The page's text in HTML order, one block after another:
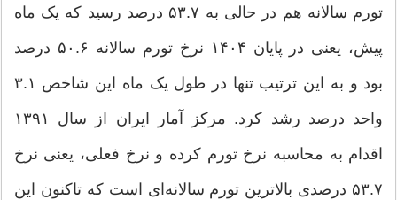
تورم سالانه هم در حالی به ۵۳.۷ درصد رسید که یک ماه
پیش، یعنی در پایان ۱۴۰۴ نرخ تورم سالانه ۵۰.۶ درصد
بود و به این ترتیب تنها در طول یک ماه این شاخص ۳.۱
واحد درصد رشد کرد. مرکز آمار ایران از سال ۱۳۹۱
اقدام به محاسبه نرخ تورم کرده و نرخ فعلی، یعنی نرخ
۵۳.۷ درصدی بالاترین تورم سالانه‌ای است که تاکنون این